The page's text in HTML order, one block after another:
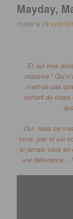
Mayday,
Publié le29 avril
Et oui mes
massive ! Qui
n’est-ce pas
sortant du corps
Oui, mais ce
vous, pas si sûr
si jamais vous en
une délivrance…